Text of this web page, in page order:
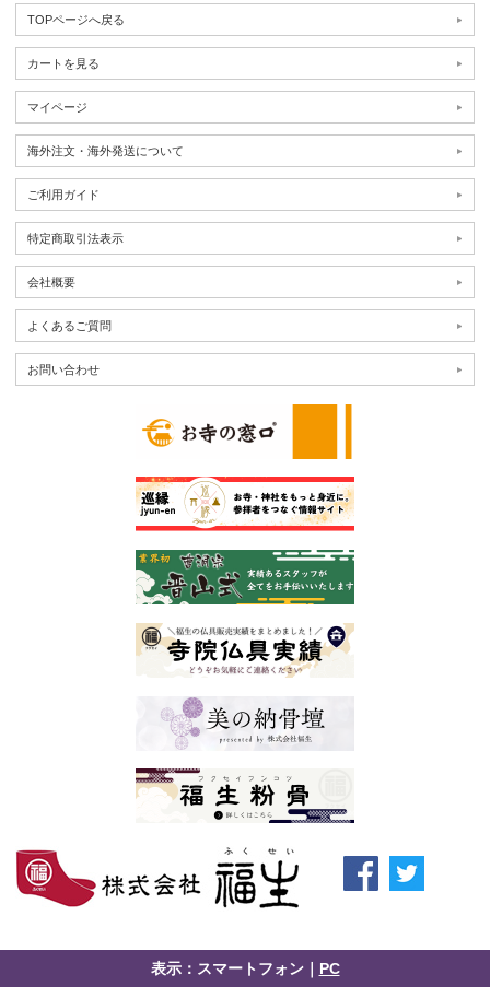
TOPページへ戻る
カートを見る
マイページ
海外注文・海外発送について
ご利用ガイド
特定商取引法表示
会社概要
よくあるご質問
お問い合わせ
表示：スマートフォン｜ PC